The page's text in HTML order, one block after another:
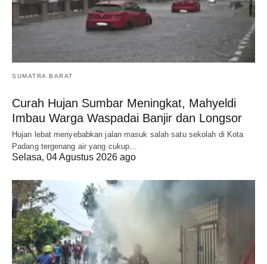
SUMATRA BARAT
Curah Hujan Sumbar Meningkat, Mahyeldi
Imbau Warga Waspadai Banjir dan Longsor
Hujan lebat menyebabkan jalan masuk salah satu sekolah di Kota
Padang tergenang air yang cukup…
Selasa, 04 Agustus 2026 ago